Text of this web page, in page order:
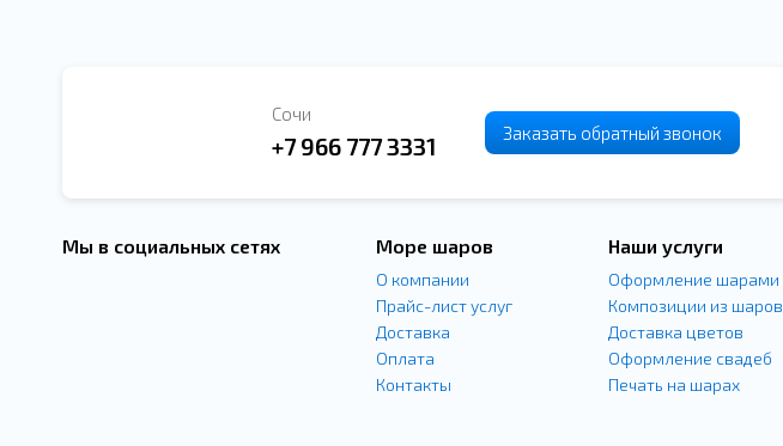
Сочи
+7 966 777 3331 Заказать обратный звонок
Мы в социальных сетях Море шаров
О компании
Прайс-лист услуг
Доставка
Оплата
Контакты
Наши услуги
Оформление шарами
Композиции из шаров
Доставка цветов
Оформление свадеб
Печать на шарах